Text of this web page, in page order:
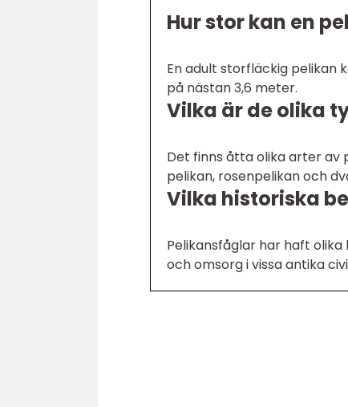
Hur stor kan en
En adult storfläckig pelikan
på nästan 3,6 meter.
Vilka är de olika
Det finns åtta olika arter av
pelikan, rosenpelikan och
Vilka historiska
Pelikansfåglar har haft
och omsorg i vissa antika